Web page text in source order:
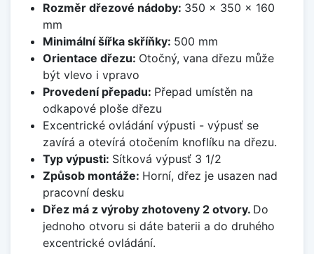
Rozměr dřezové nádoby: 350 x 350 x 160
mm
Minimální šířka skříňky: 500 mm
Orientace dřezu: Otočný, vana dřezu může
být vlevo i vpravo
Provedení přepadu: Přepad umístěn na
odkapové ploše dřezu
Excentrické ovládání výpusti - výpusť se
zavírá a otevírá otočením knoflíku na dřezu.
Typ výpusti: Sítková výpusť 3 1/2
Způsob montáže: Horní, dřez je usazen nad
pracovní desku
Dřez má z výroby zhotoveny 2 otvory. Do
jednoho otvoru si dáte baterii a do druhého
excentrické ovládání.